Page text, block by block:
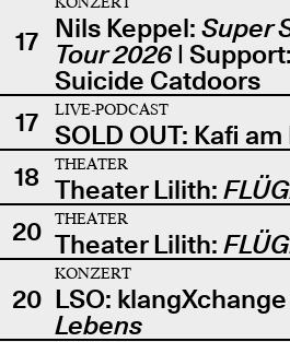
17 Nils Keppel: Super
Tour 2026|
Suicide Catdoors
17
LIVE-PODCAST
SOLD OUT: Kafi
18
THEATER
Theater Lilith:
20
THEATER
Theater Lilith:
20
KONZERT
LSO: klangXchange
Lebens